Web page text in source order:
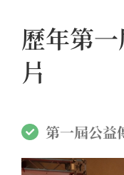
歷年第
片
第一屆公益